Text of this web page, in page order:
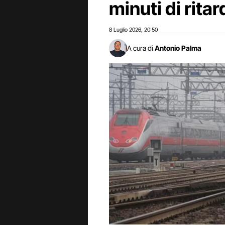
minuti di
8 Luglio 2026 20:50
A cura di Antonio Palma